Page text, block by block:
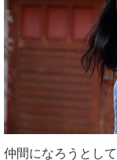
仲間になろうとし